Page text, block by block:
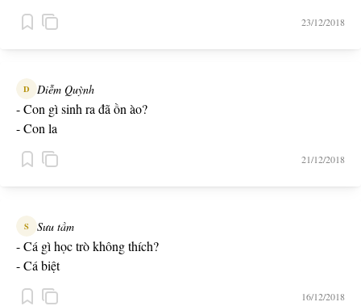
23/12/2018
D Diễm Quỳnh
- Con gì sinh ra đã ồn ào?
- Con la
21/12/2018
S Sưu tầm
- Cá gì học trò không thích?
- Cá biệt
16/12/2018